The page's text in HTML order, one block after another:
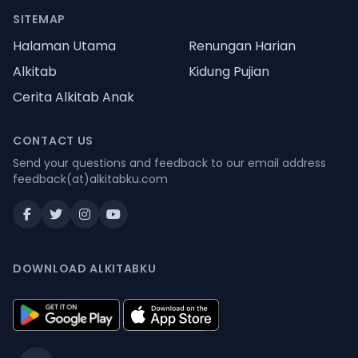
SITEMAP
Halaman Utama
Renungan Harian
Alkitab
Kidung Pujian
Cerita Alkitab Anak
CONTACT US
Send your questions and feedback to our email address
feedback(at)alkitabku.com
DOWNLOAD ALKITABKU